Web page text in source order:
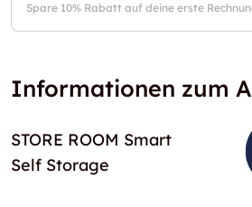
Spare 10% Rabatt auf deine erste
Informationen zum
STORE ROOM Smart
Self Storage